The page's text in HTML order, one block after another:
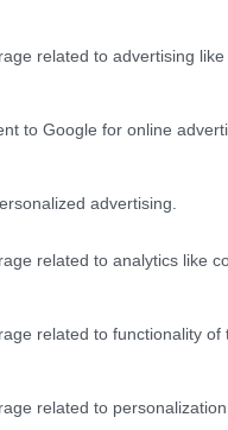
related to advertising
to Google for online
advertising.
related to analytics like
related to functionality of
related to personalization.